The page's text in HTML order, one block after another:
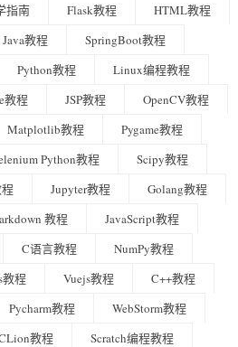
指南 Flask教程
HTML教程
Java教程
SpringBoot教程
Python教程
Linux编程教程
教程 JSP教程
OpenCV教程
Matplotlib教程
Pygame教程
Python教程
Scipy教程
Jupyter教程
Golang教程
教程
JavaScript教程
C语言教程
NumPy教程
教程 Vuejs教程
C++教程
Pycharm教程
WebStorm教程
教程
Scratch编程教程